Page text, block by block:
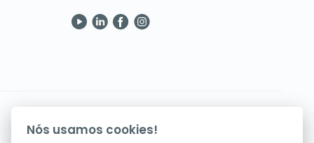
Baixe agora nosso app!
Nós usamos cookies!